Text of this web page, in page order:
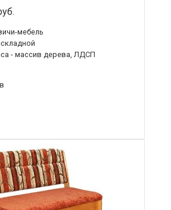
мебель
- массив дерева, ЛДСП